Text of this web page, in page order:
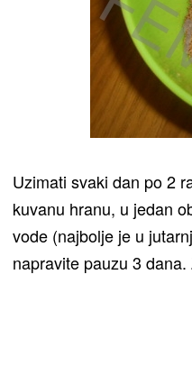
Uzimati svaki dan po 2
kuvanu hranu, u jedan
vode (najbolje je u
napravite pauzu 3